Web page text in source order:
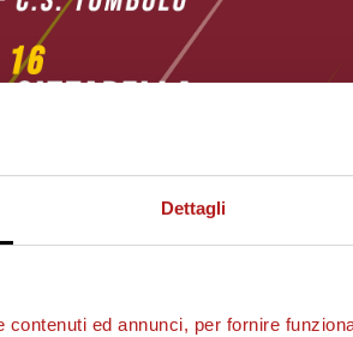
Dettagli
ed annunci, per fornire